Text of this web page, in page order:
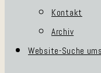
Kontakt
Archiv
Website-Suche